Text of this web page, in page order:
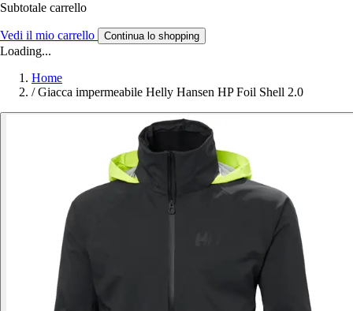
Subtotale carrello
Vedi il mio carrello Continua lo shopping
Loading...
Home
/ Giacca impermeabile Helly Hansen HP Foil Shell 2.0